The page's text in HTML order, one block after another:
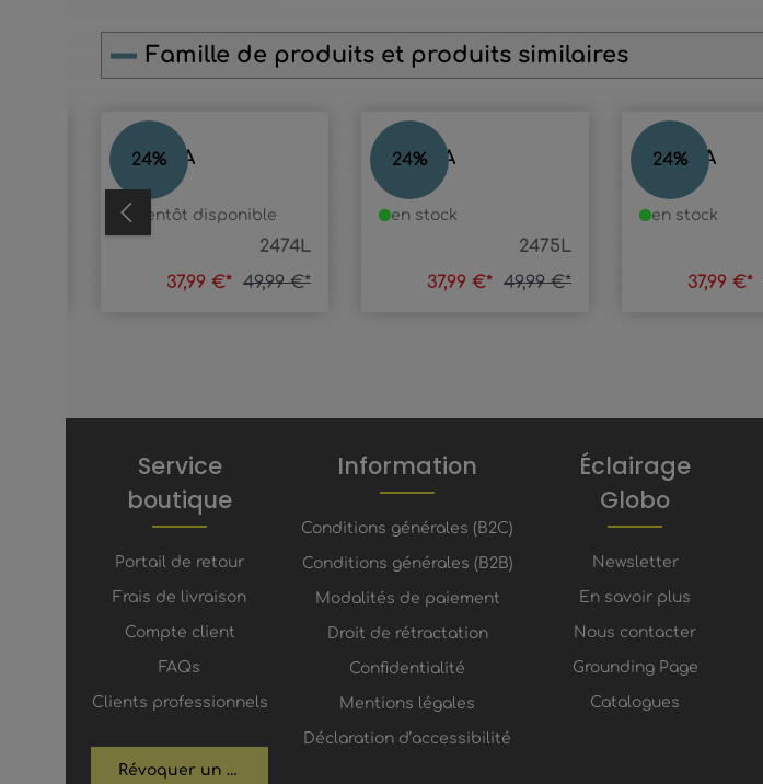
Famille de produits et produits similaires
Ignorer la galerie de produits
24%
NUOVA
2474L
bientôt disponible
37,99 €* 49,99 €*
24%
NUOVA
2475L
en stock
37,99 €* 49,99 €*
24%
NUOVA
en stock
37,99 €*
Service
boutique
Portail de retour
Frais de livraison
Compte client
FAQs
Clients professionnels
Révoquer un contrat
Information
Conditions générales (B2C)
Conditions générales (B2B)
Modalités de paiement
Droit de rétractation
Confidentialité
Mentions légales
Déclaration d’accessibilité
Éclairage
Globo
Newsletter
En savoir plus
Nous contacter
Grounding Page
Catalogues